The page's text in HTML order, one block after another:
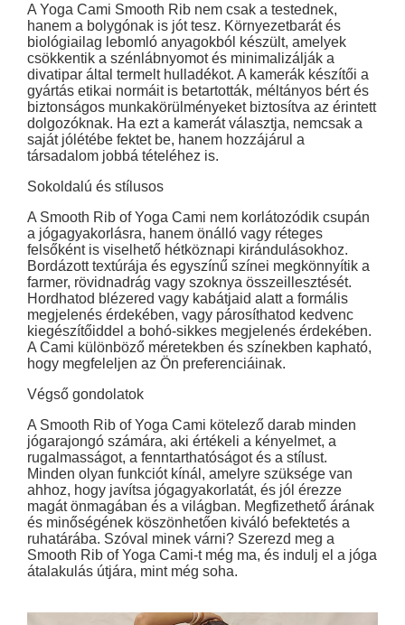
A Yoga Cami Smooth Rib nem csak a testednek,
hanem a bolygónak is jót tesz. Környezetbarát és
biológiailag lebomló anyagokból készült, amelyek
csökkentik a szénlábnyomot és minimalizálják a
divatipar által termelt hulladékot. A kamerák készítői a
gyártás etikai normáit is betartották, méltányos bért és
biztonságos munkakörülményeket biztosítva az érintett
dolgozóknak. Ha ezt a kamerát választja, nemcsak a
saját jólétébe fektet be, hanem hozzájárul a
társadalom jobbá tételéhez is.
Sokoldalú és stílusos
A Smooth Rib of Yoga Cami nem korlátozódik csupán
a jógagyakorlásra, hanem önálló vagy réteges
felsőként is viselhető hétköznapi kirándulásokhoz.
Bordázott textúrája és egyszínű színei megkönnyítik a
farmer, rövidnadrág vagy szoknya összeillesztését.
Hordhatod blézered vagy kabátjaid alatt a formális
megjelenés érdekében, vagy párosíthatod kedvenc
kiegészítőiddel a bohó-sikkes megjelenés érdekében.
A Cami különböző méretekben és színekben kapható,
hogy megfeleljen az Ön preferenciáinak.
Végső gondolatok
A Smooth Rib of Yoga Cami kötelező darab minden
jógarajongó számára, aki értékeli a kényelmet, a
rugalmasságot, a fenntarthatóságot és a stílust.
Minden olyan funkciót kínál, amelyre szüksége van
ahhoz, hogy javítsa jógagyakorlatát, és jól érezze
magát önmagában és a világban. Megfizethető árának
és minőségének köszönhetően kiváló befektetés a
ruhatárába. Szóval minek várni? Szerezd meg a
Smooth Rib of Yoga Cami-t még ma, és indulj el a jóga
átalakulás útjára, mint még soha.